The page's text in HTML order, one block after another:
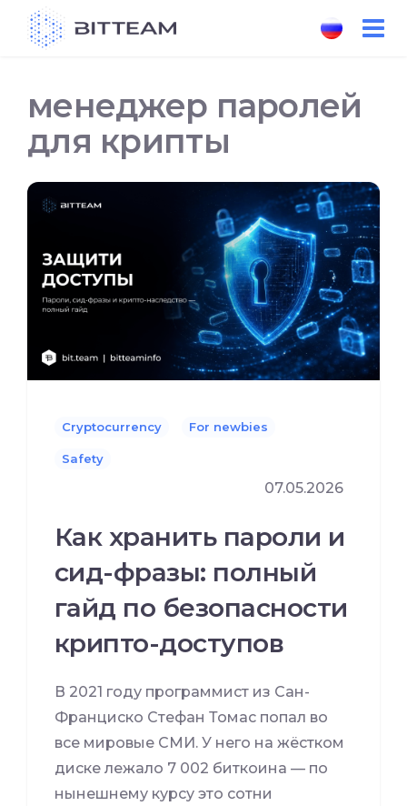
менеджер паролей
для крипты
Cryptocurrency For newbies
Safety
07.05.2026
Как хранить пароли и
сид-фразы: полный
гайд по безопасности
крипто-доступов
В 2021 году программист из Сан-
Франциско Стефан Томас попал во
все мировые СМИ. У него на жёстком
диске лежало 7 002 биткоина — по
нынешнему курсу это сотни